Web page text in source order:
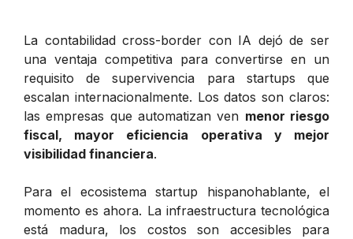
La contabilidad cross-border con IA dejó de ser
una ventaja competitiva para convertirse en un
requisito de supervivencia para startups que
escalan internacionalmente. Los datos son claros:
las empresas que automatizan ven menor riesgo
fiscal, mayor eficiencia operativa y mejor
visibilidad financiera.
Para el ecosistema startup hispanohablante, el
momento es ahora. La infraestructura tecnológica
está madura, los costos son accesibles para